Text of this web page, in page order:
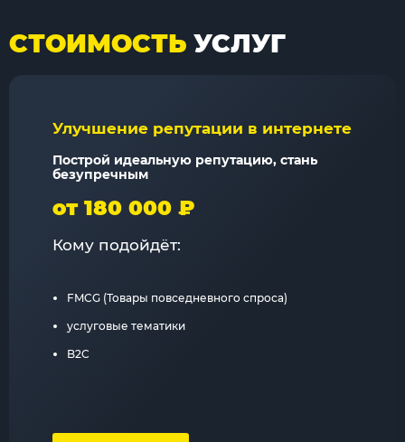
СТОИМОСТЬ УСЛУГ
Улучшение репутации в интернете
Построй идеальную репутацию, стань
безупречным
от 180 000 ₽
Кому подойдёт:
FMCG (Товары повседневного спроса)
услуговые тематики
B2C